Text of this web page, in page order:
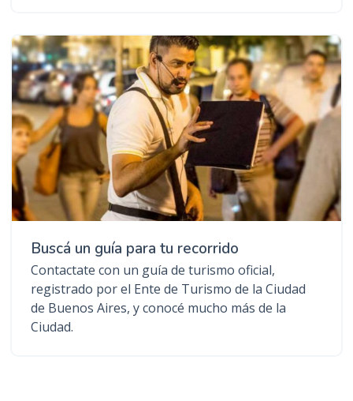
Buscá un guía para tu recorrido
Contactate con un guía de turismo oficial,
registrado por el Ente de Turismo de la Ciudad
de Buenos Aires, y conocé mucho más de la
Ciudad.